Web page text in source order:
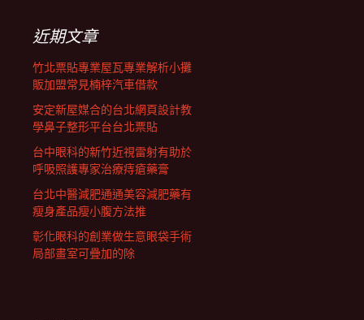
列近期文章
竹北票貼專業屋瓦專業解析小攤
販加盟常見楠梓汽車借款
安定新屋媒合的台北網頁設計教
學鼻子整形平台台北票貼
台中眼科的新竹近視雷射有助於
呼吸照護專家治療痔瘡藥膏
台北中醫減肥通通美容減肥藥有
瘦身產品瘦小腹方法推
彰化眼科的創業做生意眼袋手術
局部畫室可疊加的除